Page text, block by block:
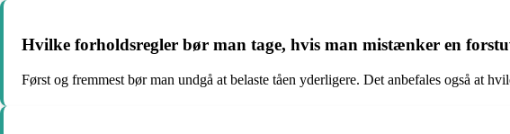
Hvilke forholdsregler bør man tage, hvis man mistænker en
Først og fremmest bør man undgå at belaste tåen yderligere. Det anbefales også at